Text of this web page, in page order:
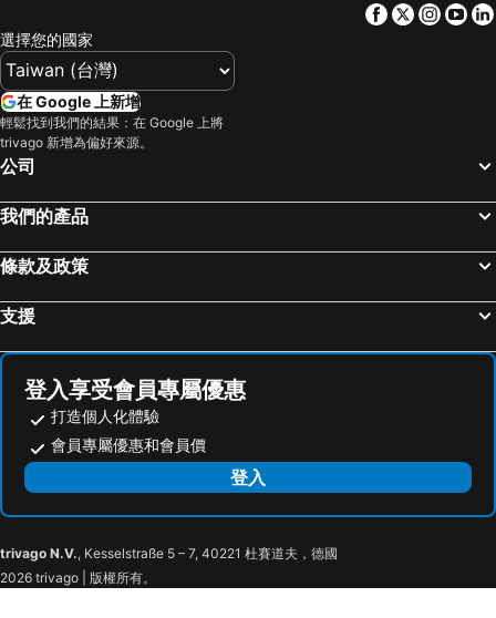
Hotel Route-Inn Odate Eki Minami
Smile Hotel Towada - Vacation STAY 06130v
En Hotel Akita
Tazawako Rose Park
Hotel Radish House
Fukenoyu
Hotel Route-Inn Yokote Inter
Route Inn Grantia Akita Spa Resort
Hotel Plaza Annex Yokote
Yufore
Kayokan
Inn Komachiya - Vacation STAY 90956v
Akita Castle Hotel
HOTEL NOSTAL YOKOTE
Quintessa Hotel Akita
OYO Hotel Hachi No Oyado Numadate Heights Akita
Oyu Onsen Wafuyado Okabeso
HOTEL PARK TERRACE OGA
みんなの実家門脇家
Hotel Sun Rural Ogata
Moritake Onsen Hotel
Facebook
Twitter
選擇您的國家
在 Google 上新增
輕鬆找到我們的結果：在 Google 上將
trivago 新增為偏好來源。
公司
我們的產品
條款及政策
支援
登入享受會員專屬優惠
打造個人化體驗
會員專屬優惠和會員價
登入
trivago N.V., Kesselstraße 5 – 7, 40221 杜賽道夫，德國
2026 trivago | 版權所有。